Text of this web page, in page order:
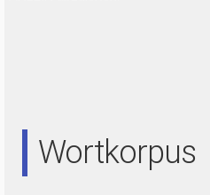
Wortkorpus